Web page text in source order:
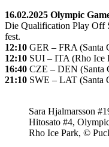
16.02.2025 Olympic
Die Qualification Play Off
fest.
12:10 GER – FRA (Santa
12:10 SUI – ITA (Rho Ice
16:40 CZE – DEN (Santa
21:10 SWE – LAT (Santa
Sara Hjalmarsson
Hitosato #4,
Rho Ice Park, ©